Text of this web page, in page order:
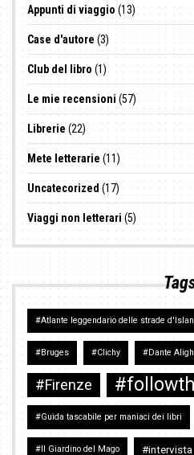
Appunti di viaggio(13)
Case d'autore(3)
Club del libro(1)
Le mie recensioni(57)
Librerie(22)
Mete letterarie(11)
Uncatecorized (17)
Viaggi non letterari(5)
#Atlante leggendario delle strade
#Bruges #Clichy #Dante
#Firenze
#Guida tascabile per maniaci dei libri
#Il Giardino del Mago #intervista